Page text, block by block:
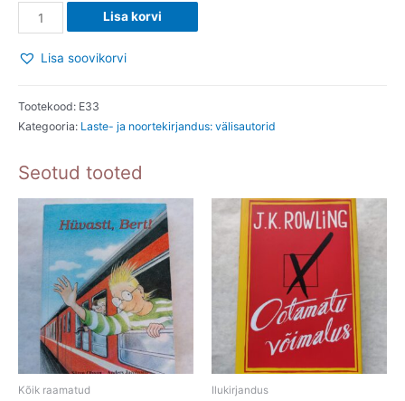
Charlotte
koob
võrku.
B.
White.
kogus
Lisa korvi
Lisa soovikorvi
Tootekood: E33
Kategooria: Laste- ja noortekirjandus: välisautorid
Seotud tooted
Kõik raamatud Ilukirjandus